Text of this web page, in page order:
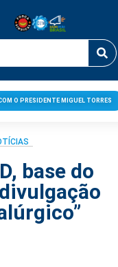
O PRESIDENTE MIGUEL TORRES
base do